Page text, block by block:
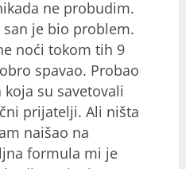
ne probudim.
je bio problem.
noći tokom tih 9
spavao. Probao
su savetovali
prijatelji. Ali ništa
naišao na
formula mi je